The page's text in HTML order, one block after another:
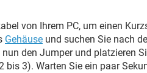
von Ihrem PC, um einen
Gehäuse und suchen Sie nach
den Jumper und platzieren
bis 3). Warten Sie ein paar